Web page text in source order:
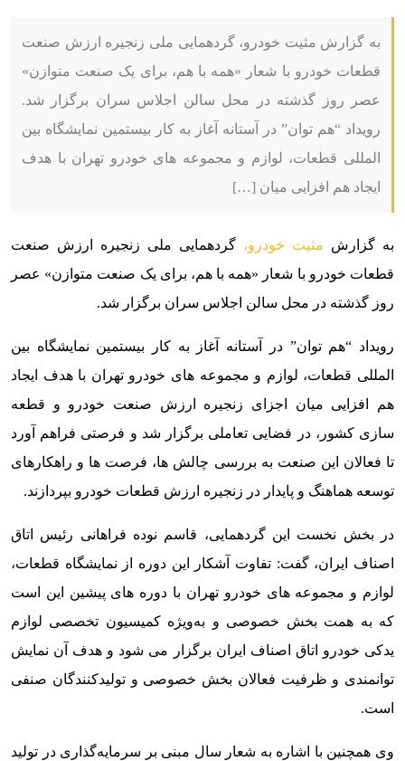
به گزارش مثیت خودرو، گردهمایی ملی زنجیره ارزش صنعت
قطعات خودرو با شعار «همه با هم، برای یک صنعت متوازن»
عصر روز گذشته در محل سالن اجلاس سران برگزار شد.
رویداد “هم توان” در آستانه آغاز به کار بیستمین نمایشگاه بین
المللی قطعات، لوازم و مجموعه های خودرو تهران با هدف
ایجاد هم افزایی میان […]
به گزارش مثیت خودرو، گردهمایی ملی زنجیره ارزش صنعت
قطعات خودرو با شعار «همه با هم، برای یک صنعت متوازن» عصر
روز گذشته در محل سالن اجلاس سران برگزار شد.
رویداد “هم توان” در آستانه آغاز به کار بیستمین نمایشگاه بین
المللی قطعات، لوازم و مجموعه های خودرو تهران با هدف ایجاد
هم افزایی میان اجزای زنجیره ارزش صنعت خودرو و قطعه
سازی کشور، در فضایی تعاملی برگزار شد و فرصتی فراهم آورد
تا فعالان این صنعت به بررسی چالش ها، فرصت ها و راهکارهای
توسعه هماهنگ و پایدار در زنجیره ارزش قطعات خودرو بپردازند.
در بخش نخست این گردهمایی، قاسم نوده فراهانی رئیس اتاق
اصناف ایران، گفت: تفاوت آشکار این دوره از نمایشگاه قطعات،
لوازم و مجموعه های خودرو تهران با دوره های پیشین این است
که به همت بخش خصوصی و به‌ویژه کمیسیون تخصصی لوازم
یدکی خودرو اتاق اصناف ایران برگزار می شود و هدف آن نمایش
توانمندی و ظرفیت فعالان بخش خصوصی و تولیدکنندگان صنفی
است.
وی همچنین با اشاره به شعار سال مبنی بر سرمایه‌گذاری در تولید